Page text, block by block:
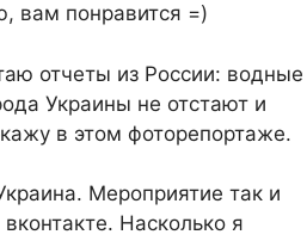
вам понравится =)
отчеты из России: водные
Украины не отстают и
в этом фоторепортаже.
Мероприятие так и
Насколько я